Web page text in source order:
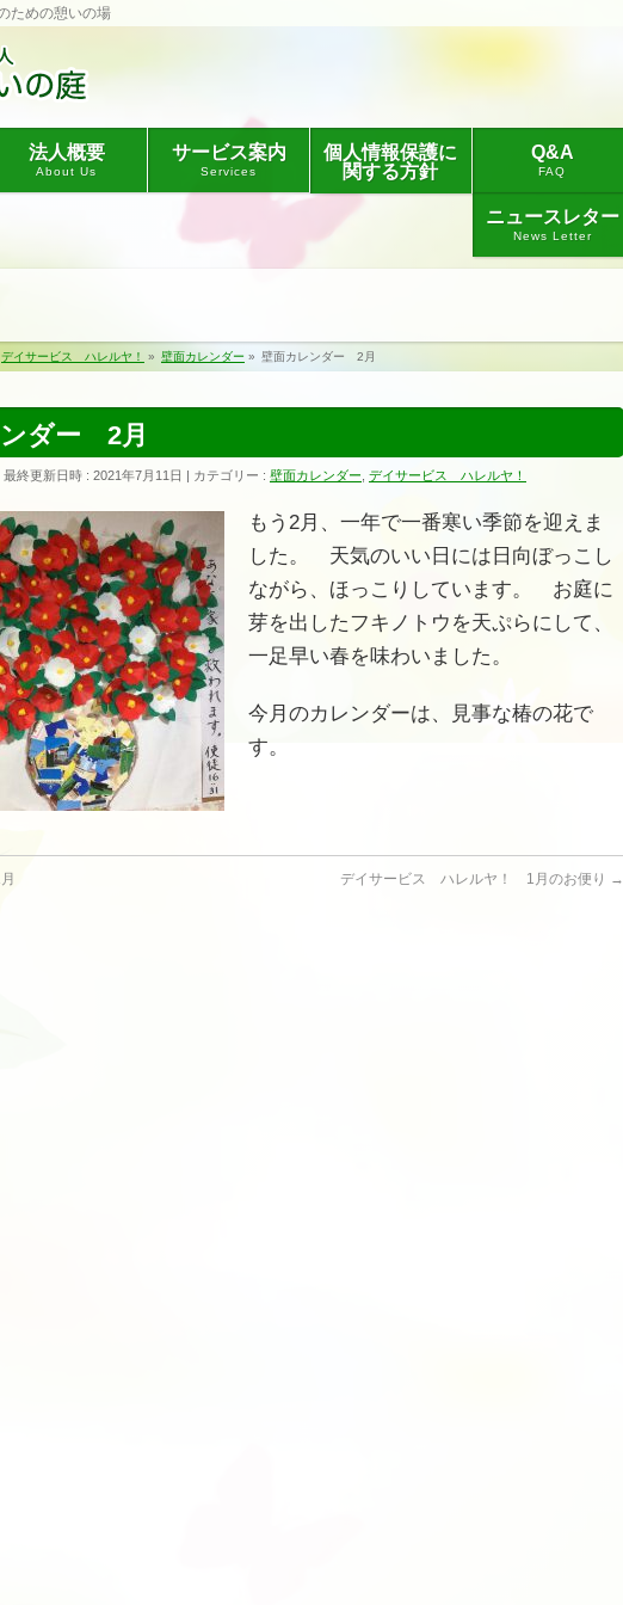
ための憩いの場
法人概要
About Us
サービス案内
Services
個人情報保護に
関する方針
Q&A
FAQ
ニュースレター
News Letter
デイサービス ハレルヤ！ » 壁面カレンダー » 壁面カレンダー 2月
ダー 2月
最終更新日時 : 2021年7月11日 カテゴリー : 壁面カレンダー デイサービス ハレルヤ！
もう2月、一年で一番寒い季節を迎えま
した。 天気のいい日には日向ぼっこし
ながら、ほっこりしています。 お庭に
芽を出したフキノトウを天ぷらにして、
一足早い春を味わいました。
今月のカレンダーは、見事な椿の花で
す。
デイサービス ハレルヤ！ 1月のお便り →